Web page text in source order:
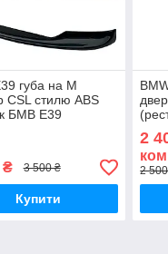
губа на М
CSL стилю ABS
БМВ Е39
3 500 ₴
Купити
БМВ
2
2